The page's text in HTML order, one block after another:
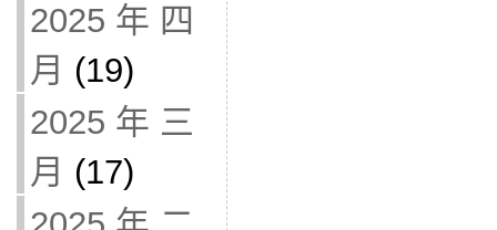
2025 年 四
月 (19)
2025 年 三
月 (17)